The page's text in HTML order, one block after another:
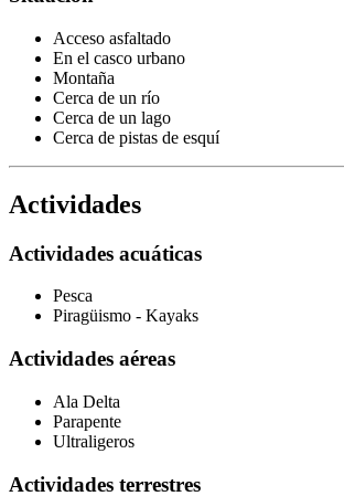
Acceso asfaltado
En el casco urbano
Montaña
Cerca de un río
Cerca de un lago
Cerca de pistas de esquí
Actividades
Actividades acuáticas
Pesca
Piragüismo - Kayaks
Actividades aéreas
Ala Delta
Parapente
Ultraligeros
Actividades terrestres